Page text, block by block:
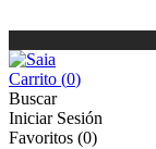
Carrito (0)
Buscar
Iniciar Sesión
Favoritos (0)